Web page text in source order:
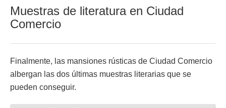
Muestras de literatura en Ciudad
Comercio
Finalmente, las mansiones rústicas de Ciudad Comercio
albergan las dos últimas muestras literarias que se
pueden conseguir.